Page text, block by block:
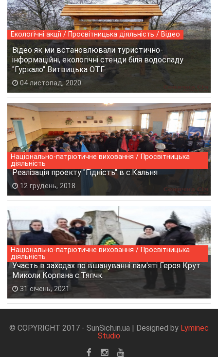
Екологічні акції / Просвітницька діяльність / Відео
Відео як ми встановлювали туристично-
інформаційні, екологічні стенди біля водоспаду
"Гуркало" Витвицька ОТГ.
04 листопад, 2020
Національно-патріотичне виховання / Просвітницька
діяльність
Реалізація проекту "Гідність" в с.Кальня
12 грудень, 2018
Національно-патріотичне виховання / Просвітницька
діяльність
Участь в заходах по вшануванні пам'яті Героя Крут
Миколи Корпана с.Тяпчк.
31 січень, 2021
© COPYRIGHT 2017 - SunSich.in.ua | Designed by Lyminec
Studio